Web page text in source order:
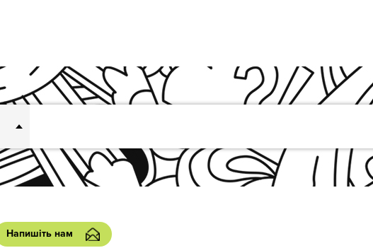
Напишіть нам